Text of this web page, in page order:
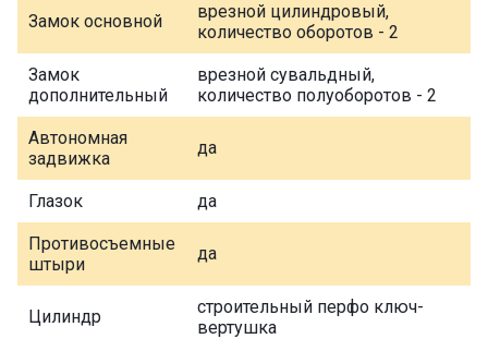
Замок основной
врезной цилиндровый,
количество оборотов - 2
Замок
дополнительный
врезной сувальдный,
количество полуоборотов - 2
Автономная
задвижка
да
Глазок да
Противосъемные
штыри
да
Цилиндр
строительный перфо ключ-
вертушка